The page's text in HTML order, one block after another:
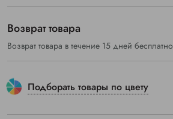
Возврат товара
Возврат товара в течение 15 дней бесплатно
Подборать товары по цвету